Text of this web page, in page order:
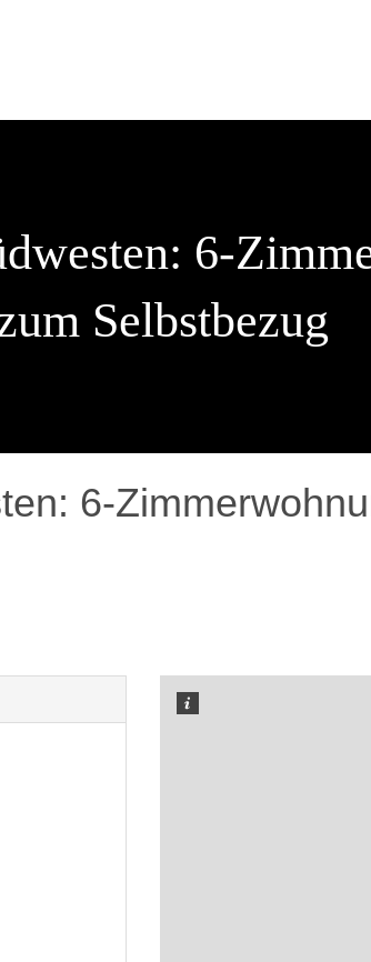
6-
Selbstbezug
6-